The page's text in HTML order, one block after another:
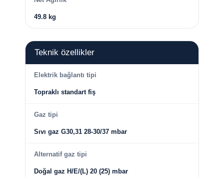
49.8 kg
Teknik özellikler
Elektrik bağlantı tipi
Topraklı standart fiş
Gaz tipi
Sıvı gaz G30,31 28-30/37 mbar
Alternatif gaz tipi
Doğal gaz H/E/(L) 20 (25) mbar